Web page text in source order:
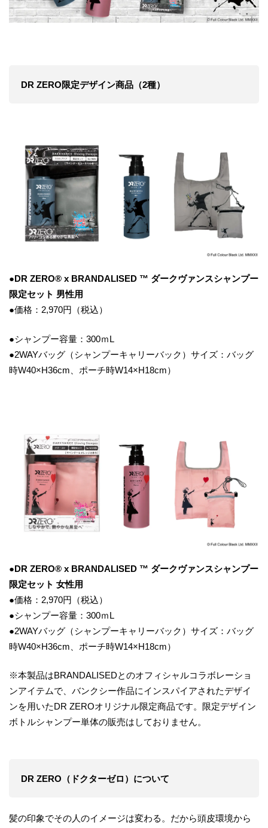
DR ZERO限定デザイン商品（2種）
●DR ZERO® x BRANDALISED ™ ダークヴァンスシャンプー
限定セット 男性用
●価格：2,970円（税込）
●シャンプー容量：300ｍL
●2WAYバッグ（シャンプーキャリーバック）サイズ：バッグ
時W40×H36cm、ポーチ時W14×H18cm）
●DR ZERO® x BRANDALISED ™ ダークヴァンスシャンプー
限定セット 女性用
●価格：2,970円（税込）
●シャンプー容量：300ｍL
●2WAYバッグ（シャンプーキャリーバック）サイズ：バッグ
時W40×H36cm、ポーチ時W14×H18cm）
※本製品はBRANDALISEDとのオフィシャルコラボレーショ
ンアイテムで、バンクシー作品にインスパイアされたデザイ
ンを用いたDR ZEROオリジナル限定商品です。限定デザイン
ボトルシャンプー単体の販売はしておりません。
DR ZERO（ドクターゼロ）について
髪の印象でその人のイメージは変わる。だから頭皮環境から